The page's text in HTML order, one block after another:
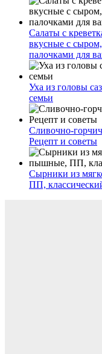
Салаты с
вкусные с
палочками для
Уха из головы
семьи
Сливочно-
Рецепт и советы
Сырники из
ПП,